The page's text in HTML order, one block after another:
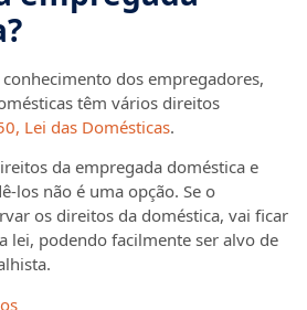
dos empregadores,
têm vários direitos
Lei das Domésticas.
da empregada doméstica e
los não é uma opção. Se o
os direitos da doméstica, vai ficar
lei, podendo facilmente ser alvo de